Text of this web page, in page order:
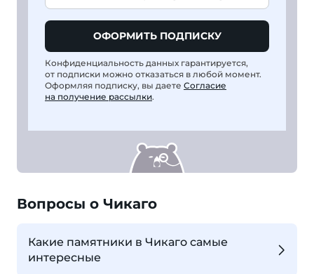
ОФОРМИТЬ ПОДПИСКУ
Конфиденциальность данных гарантируется,
от подписки можно отказаться в любой момент.
Оформляя подписку, вы даете Согласие
на получение рассылки.
Вопросы о Чикаго
Какие памятники в Чикаго самые
интересные